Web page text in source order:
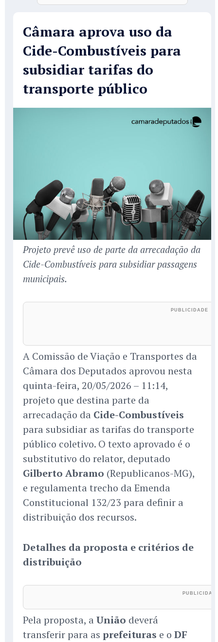
Câmara aprova uso da
Cide-Combustíveis para
subsidiar tarifas do
transporte público
Projeto prevê uso de parte da arrecadação da
Cide-Combustíveis para subsidiar passagens
municipais.
A Comissão de Viação e Transportes da
Câmara dos Deputados aprovou nesta
quinta-feira, 20/05/2026 – 11:14,
projeto que destina parte da
arrecadação da Cide-Combustíveis
para subsidiar as tarifas do transporte
público coletivo. O texto aprovado é o
substitutivo do relator, deputado
Gilberto Abramo (Republicanos-MG),
e regulamenta trecho da Emenda
Constitucional 132/23 para definir a
distribuição dos recursos.
Detalhes da proposta e critérios de
distribuição
Pela proposta, a União deverá
transferir para as prefeituras e o DF